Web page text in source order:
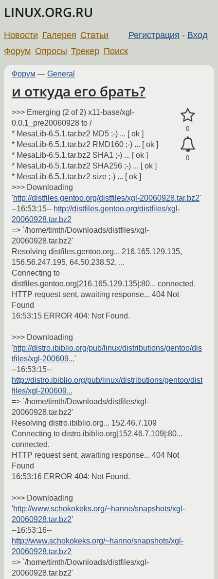
LINUX.ORG.RU
Регистрация - Вход
Новости Галерея Статьи
Форум Опросы Трекер Поиск
Форум — General
и откуда его брать?
0
0
>>> Emerging (2 of 2) x11-base/xgl-
0.0.1_pre20060928 to /
* MesaLib-6.5.1.tar.bz2 MD5 ;-) ... [ ok ]
* MesaLib-6.5.1.tar.bz2 RMD160 ;-) ... [ ok ]
* MesaLib-6.5.1.tar.bz2 SHA1 ;-) ... [ ok ]
* MesaLib-6.5.1.tar.bz2 SHA256 ;-) ... [ ok ]
* MesaLib-6.5.1.tar.bz2 size ;-) ... [ ok ]
>>> Downloading
'http://distfiles.gentoo.org/distfiles/xgl-20060928.tar.bz2'
--16:53:15-- http://distfiles.gentoo.org/distfiles/xgl-
20060928.tar.bz2
=> `/home/timth/Downloads/distfiles/xgl-
20060928.tar.bz2'
Resolving distfiles.gentoo.org... 216.165.129.135,
156.56.247.195, 64.50.238.52, ...
Connecting to
distfiles.gentoo.org|216.165.129.135|:80... connected.
HTTP request sent, awaiting response... 404 Not
Found
16:53:15 ERROR 404: Not Found.
>>> Downloading
'http://distro.ibiblio.org/pub/linux/distributions/gentoo/dis
tfiles/xgl-200609...'
--16:53:15--
http://distro.ibiblio.org/pub/linux/distributions/gentoo/dist
files/xgl-200609...
=> `/home/timth/Downloads/distfiles/xgl-
20060928.tar.bz2'
Resolving distro.ibiblio.org... 152.46.7.109
Connecting to distro.ibiblio.org|152.46.7.109|:80...
connected.
HTTP request sent, awaiting response... 404 Not
Found
16:53:16 ERROR 404: Not Found.
>>> Downloading
'http://www.schokokeks.org/~hanno/snapshots/xgl-
20060928.tar.bz2'
--16:53:16--
http://www.schokokeks.org/~hanno/snapshots/xgl-
20060928.tar.bz2
=> `/home/timth/Downloads/distfiles/xgl-
20060928.tar.bz2'